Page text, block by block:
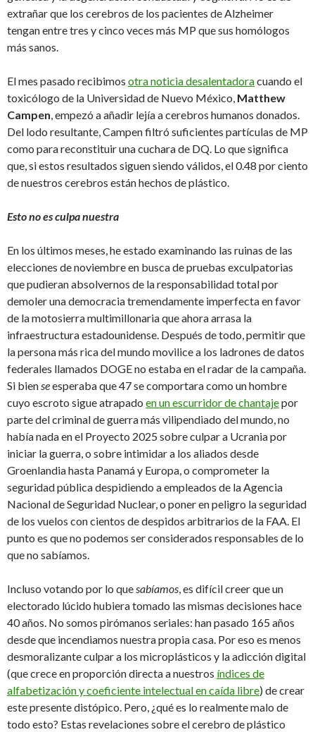
extrañar que los cerebros de los pacientes de Alzheimer
tengan entre tres y cinco veces más MP que sus homólogos
más sanos.
El mes pasado recibimos otra noticia desalentadoracuando el
toxicólogo de la Universidad de Nuevo México, Matthew
Campen, empezó a añadir lejía a cerebros humanos donados.
Del lodo resultante, Campen filtró suficientes partículas de MP
como para reconstituir una cuchara de DQ. Lo que significa
que, si estos resultados siguen siendo válidos, el 0.48 por ciento
de nuestros cerebros están hechos de plástico.
Esto no es culpa nuestra
En los últimos meses, he estado examinando las ruinas de las
elecciones de noviembre en busca de pruebas exculpatorias
que pudieran absolvernos de la responsabilidad total por
demoler una democracia tremendamente imperfecta en favor
de la motosierra multimillonaria que ahora arrasa la
infraestructura estadounidense. Después de todo, permitir que
la persona más rica del mundo movilice a los ladrones de datos
federales llamados DOGE no estaba en el radar de la campaña.
Si bienseesperaba que 47 se comportara como un hombre
cuyo escroto sigue atrapado en un escurridor de chantajepor
parte del criminal de guerra más vilipendiado del mundo, no
había nada en el Proyecto 2025 sobre culpar a Ucrania por
iniciar la guerra, o sobre intimidar a los aliados desde
Groenlandia hasta Panamá y Europa, o comprometer la
seguridad pública despidiendo a empleados de la Agencia
Nacional de Seguridad Nuclear, o poner en peligro la seguridad
de los vuelos con cientos de despidos arbitrarios de la FAA. El
punto es que no podemos ser considerados responsables de lo
que no sabíamos.
Incluso votando por lo quesabíamos, es difícil creer que un
electorado lúcido hubiera tomado las mismas decisiones hace
40 años. No somos pirómanos seriales: han pasado 165 años
desde que incendiamos nuestra propia casa. Por eso es menos
desmoralizante culpar a los microplásticos y la adicción digital
(que crece en proporción directa a nuestros índices de
alfabetización y coeficiente intelectual en caída libre) de crear
este presente distópico. Pero, ¿qué es lo realmente malo de
todo esto? Estas revelaciones sobre el cerebro de plástico